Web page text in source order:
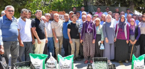
SPOR